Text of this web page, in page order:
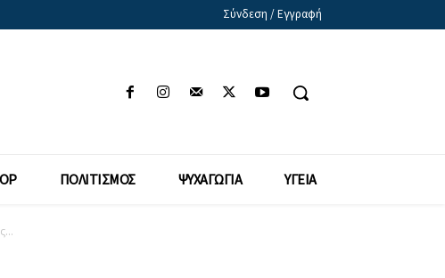
Σύνδεση / Εγγραφή
ΠΟΛΙΤΙΣΜΟΣ ΨΥΧΑΓΩΓΙΑ ΥΓΕΙΑ